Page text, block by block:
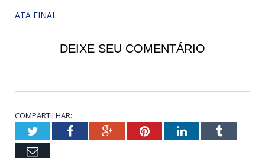
ATA FINAL
DEIXE SEU COMENTÁRIO
COMPARTILHAR:
TwitterFacebookGoogle+PinterestLinkedInTumblr
Email